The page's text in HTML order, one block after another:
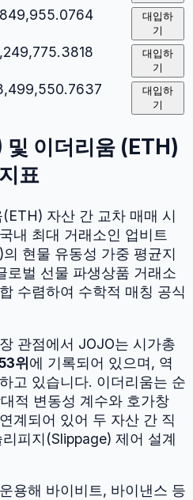
대입하
기
대입하
기
대입하
기
및 이더리움 ( ETH )
표
(ETH) 자산 간 교차 매매 시
내 최대 거래소인 업비트
현물 유동성 가중 평균지
로벌 선물 파생상품 거래소
수렴하여 수학적 매칭 공식
관점에서 JOJO는 시가총
위에 기록되어 있으며, 역
고 있습니다. 이더리움는 순
적 변동성 계수와 호가창
계되어 있어 두 자산 간 직
피지(Slippage) 제어 설계
용해 바이비트, 바이낸스 등